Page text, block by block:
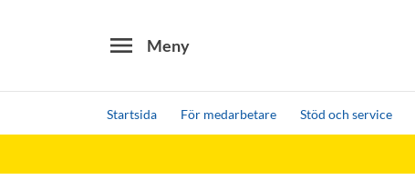
menu Meny
Startsida För medarbetare Stöd och service